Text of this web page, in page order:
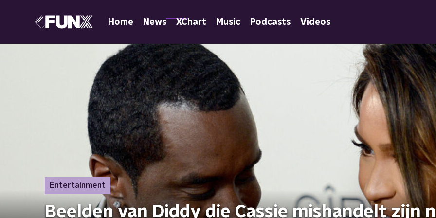
Home News XChart Music Podcasts Videos
Entertainment
Beelden van Diddy die Cassie mishandelt zijn